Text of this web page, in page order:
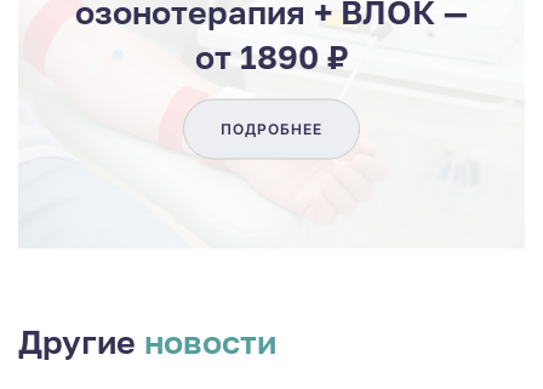
озонотерапия + ВЛОК —
от 1890 ₽
ПОДРОБНЕЕ
Другие новости